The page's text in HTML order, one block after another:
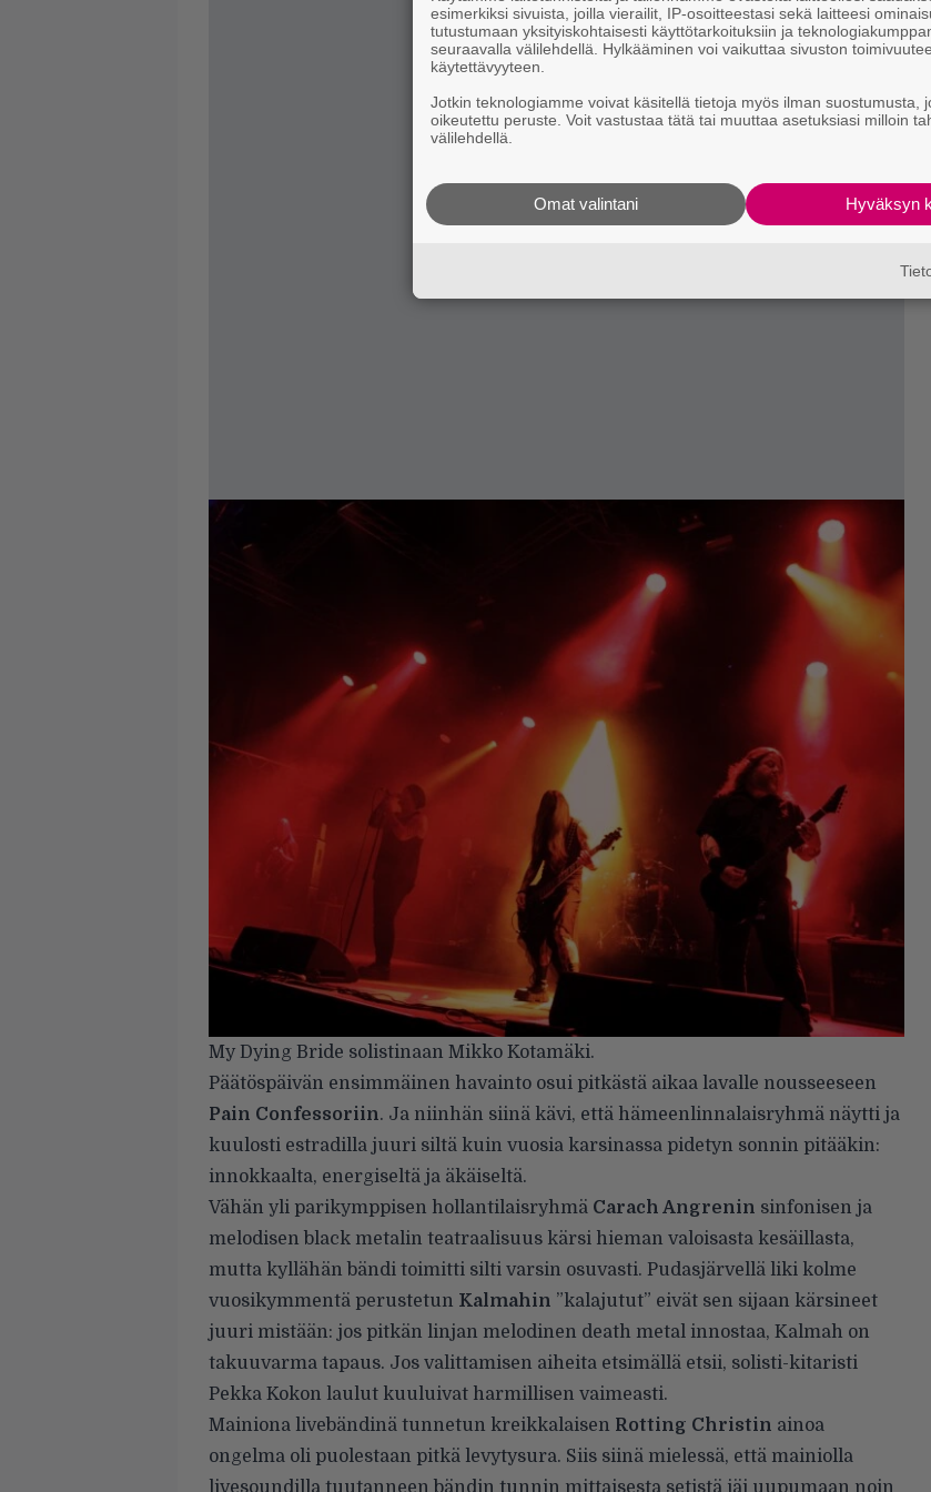
My Dying Bride solistinaan Mikko Kotamäki.
Päätöspäivän ensimmäinen havainto osui pitkästä aikaa lavalle nousseeseen
Pain Confessoriin. Ja niinhän siinä kävi, että hämeenlinnalaisryhmä näytti ja
kuulosti estradilla juuri siltä kuin vuosia karsinassa pidetyn sonnin pitääkin:
innokkaalta, energiseltä ja äkäiseltä.
Vähän yli parikymppisen hollantilaisryhmä Carach Angrenin sinfonisen ja
melodisen black metalin teatraalisuus kärsi hieman valoisasta kesäillasta,
mutta kyllähän bändi toimitti silti varsin osuvasti. Pudasjärvellä liki kolme
vuosikymmentä perustetun Kalmahin ”kalajutut” eivät sen sijaan kärsineet
juuri mistään: jos pitkän linjan melodinen death metal innostaa, Kalmah on
takuuvarma tapaus. Jos valittamisen aiheita etsimällä etsii, solisti-kitaristi
Pekka Kokon laulut kuuluivat harmillisen vaimeasti.
Mainiona livebändinä tunnetun kreikkalaisen Rotting Christin ainoa
ongelma oli puolestaan pitkä levytysura. Siis siinä mielessä, että mainiolla
livesoundilla tuutanneen bändin tunnin mittaisesta setistä jäi uupumaan noin
esimerkiksi sivuista, joilla vierailit, IP-osoitteestasi sekä laitteesi
tutustumaan yksityiskohtaisesti käyttötarkoituksiin ja
seuraavalla välilehdellä. Hylkääminen voi vaikuttaa sivuston
käytettävyyteen.
Jotkin teknologiamme voivat käsitellä tietoja myös ilman suostumusta,
oikeutettu peruste. Voit vastustaa tätä tai muuttaa asetuksiasi milloin
välilehdellä.
Hyväksyn
Omat valintani